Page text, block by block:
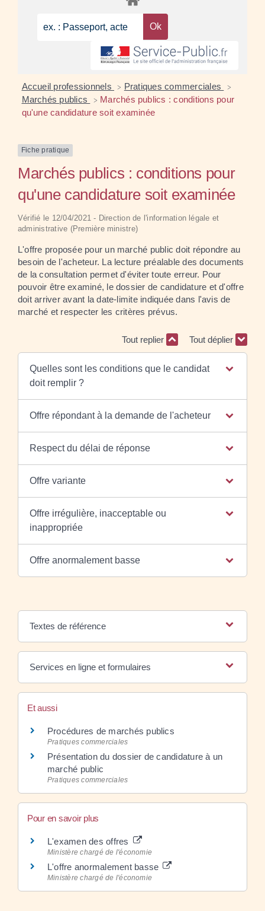
Accueil professionnels > Pratiques commerciales >
Marchés publics > Marchés publics : conditions pour
qu'une candidature soit examinée
Fiche pratique
Marchés publics : conditions pour
qu'une candidature soit examinée
Vérifié le 12/04/2021 - Direction de l'information légale et
administrative (Première ministre)
L'offre proposée pour un marché public doit répondre au
besoin de l'acheteur. La lecture préalable des documents
de la consultation permet d'éviter toute erreur. Pour
pouvoir être examiné, le dossier de candidature et d'offre
doit arriver avant la date-limite indiquée dans l'avis de
marché et respecter les critères prévus.
Tout replier Tout déplier
Quelles sont les conditions que le candidat
doit remplir ?
Offre répondant à la demande de l'acheteur
Respect du délai de réponse
Offre variante
Offre irrégulière, inacceptable ou
inappropriée
Offre anormalement basse
Textes de référence
Services en ligne et formulaires
Et aussi
Procédures de marchés publics
Pratiques commerciales
Présentation du dossier de candidature à un
marché public
Pratiques commerciales
Pour en savoir plus
L'examen des offres
Ministère chargé de l'économie
L'offre anormalement basse
Ministère chargé de l'économie